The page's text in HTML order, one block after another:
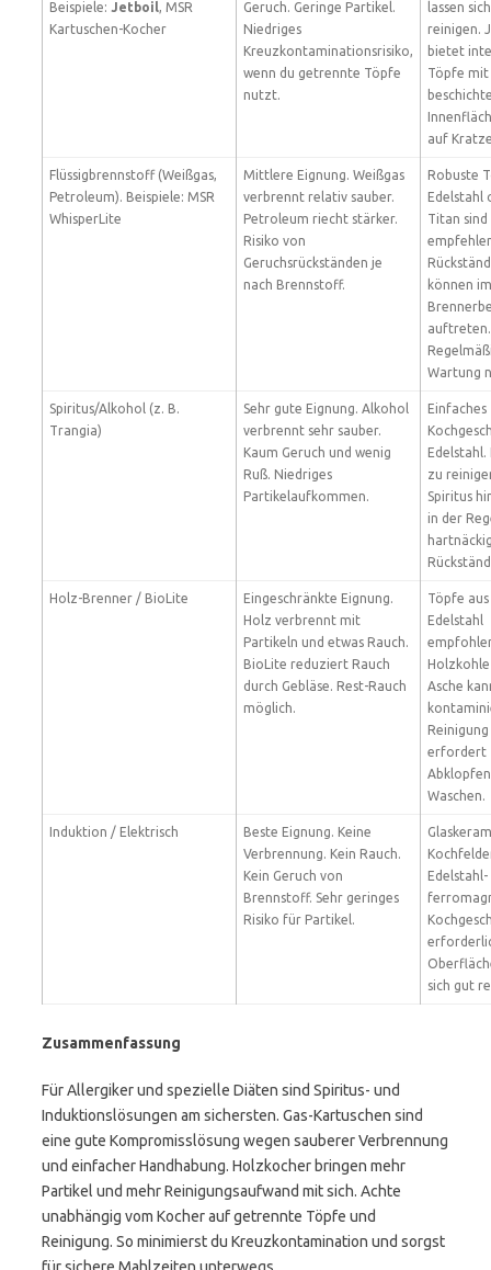
Beispiele: Jetboil, MSR
Kartuschen-Kocher
Geruch. Geringe Partikel.
Niedriges
Kreuzkontaminationsrisiko,
wenn du getrennte Töpfe
nutzt.
lassen
reinigen.
bietet
Töpfe mit
auf
Flüssigbrennstoff (Weißgas,
Petroleum). Beispiele: MSR
WhisperLite
Mittlere Eignung. Weißgas
verbrennt relativ sauber.
Petroleum riecht stärker.
Risiko von
Geruchsrückständen je
nach Brennstoff.
Robuste
Edelstahl
Titan sind
können im
auftreten.
Wartung
Spiritus/Alkohol (z. B.
Trangia)
Sehr gute Eignung. Alkohol
verbrennt sehr sauber.
Kaum Geruch und wenig
Ruß. Niedriges
Partikelaufkommen.
Einfaches
Edelstahl.
zu
Spiritus
in der
Holz-Brenner / BioLite
Eingeschränkte Eignung.
Holz verbrennt mit
Partikeln und etwas Rauch.
BioLite reduziert Rauch
durch Gebläse. Rest-Rauch
möglich.
Töpfe aus
Edelstahl
Asche
Reinigung
erfordert
Waschen.
Induktion / Elektrisch
Beste Eignung. Keine
Verbrennung. Kein Rauch.
Kein Geruch von
Brennstoff. Sehr geringes
Risiko für Partikel.
sich gut
Zusammenfassung
Für Allergiker und spezielle Diäten sind Spiritus- und
Induktionslösungen am sichersten. Gas-Kartuschen sind
eine gute Kompromisslösung wegen sauberer Verbrennung
und einfacher Handhabung. Holzkocher bringen mehr
Partikel und mehr Reinigungsaufwand mit sich. Achte
unabhängig vom Kocher auf getrennte Töpfe und
Reinigung. So minimierst du Kreuzkontamination und sorgst